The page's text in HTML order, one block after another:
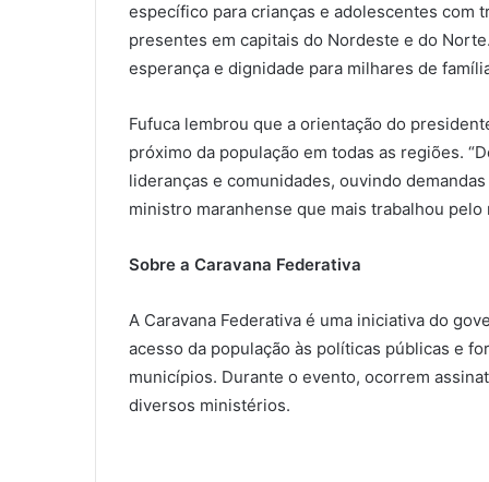
específico para crianças e adolescentes com
presentes em capitais do Nordeste e do
esperança e dignidade para milhares de
Fufuca lembrou que a orientação do
próximo da população em todas as regiões.
lideranças e comunidades, ouvindo
ministro maranhense que mais trabalhou pelo
Sobre a Caravana Federativa
A Caravana Federativa é uma iniciativa do
acesso da população às políticas públicas e
municípios. Durante o evento, ocorrem
diversos ministérios.